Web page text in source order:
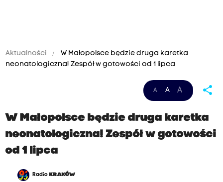
Aktualności
W Małopolsce będzie druga karetka
neonatologiczna! Zespół w gotowości od 1 lipca
A A A share
W Małopolsce będzie druga karetka
neonatologiczna! Zespół w gotowości
od 1 lipca
Radio KRAKÓW